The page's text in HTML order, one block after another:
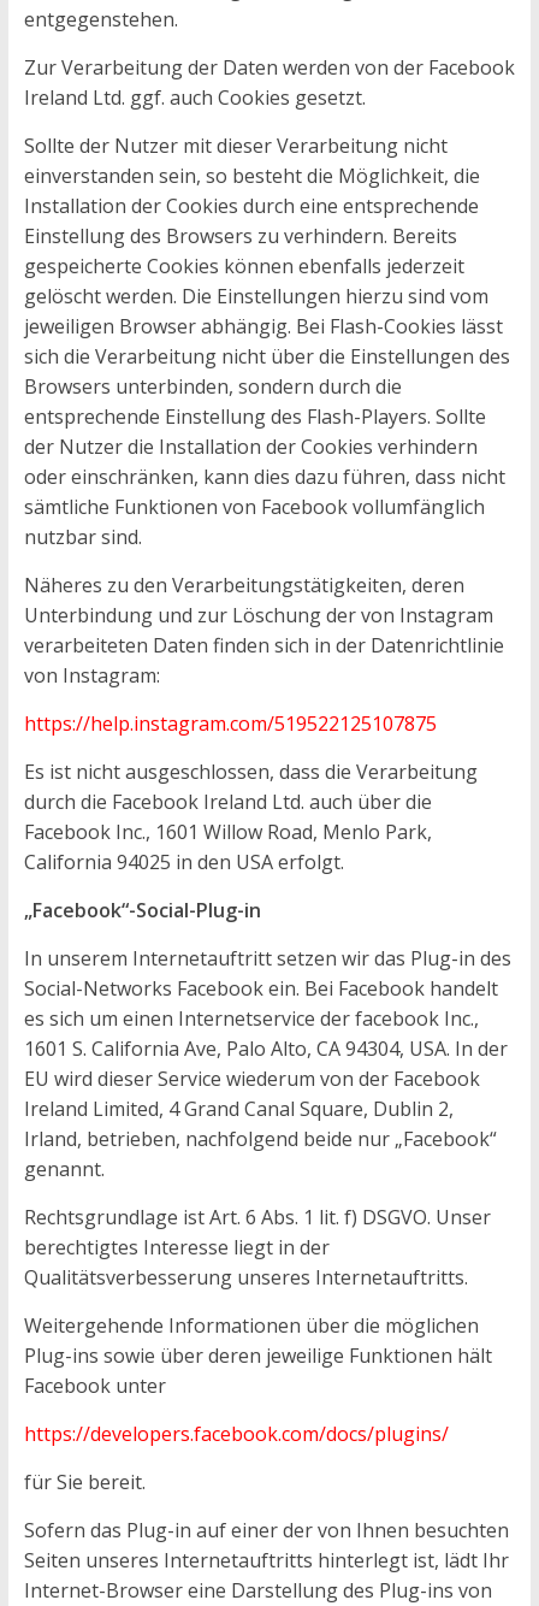
entgegenstehen.
Zur Verarbeitung der Daten werden von der Facebook
Ireland Ltd. ggf. auch Cookies gesetzt.
Sollte der Nutzer mit dieser Verarbeitung nicht
einverstanden sein, so besteht die Möglichkeit, die
Installation der Cookies durch eine entsprechende
Einstellung des Browsers zu verhindern. Bereits
gespeicherte Cookies können ebenfalls jederzeit
gelöscht werden. Die Einstellungen hierzu sind vom
jeweiligen Browser abhängig. Bei Flash-Cookies lässt
sich die Verarbeitung nicht über die Einstellungen des
Browsers unterbinden, sondern durch die
entsprechende Einstellung des Flash-Players. Sollte
der Nutzer die Installation der Cookies verhindern
oder einschränken, kann dies dazu führen, dass nicht
sämtliche Funktionen von Facebook vollumfänglich
nutzbar sind.
Näheres zu den Verarbeitungstätigkeiten, deren
Unterbindung und zur Löschung der von Instagram
verarbeiteten Daten finden sich in der Datenrichtlinie
von Instagram:
https://help.instagram.com/519522125107875
Es ist nicht ausgeschlossen, dass die Verarbeitung
durch die Facebook Ireland Ltd. auch über die
Facebook Inc., 1601 Willow Road, Menlo Park,
California 94025 in den USA erfolgt.
„Facebook“-Social-Plug-in
In unserem Internetauftritt setzen wir das Plug-in des
Social-Networks Facebook ein. Bei Facebook handelt
es sich um einen Internetservice der facebook Inc.,
1601 S. California Ave, Palo Alto, CA 94304, USA. In der
EU wird dieser Service wiederum von der Facebook
Ireland Limited, 4 Grand Canal Square, Dublin 2,
Irland, betrieben, nachfolgend beide nur „Facebook“
genannt.
Rechtsgrundlage ist Art. 6 Abs. 1 lit. f) DSGVO. Unser
berechtigtes Interesse liegt in der
Qualitätsverbesserung unseres Internetauftritts.
Weitergehende Informationen über die möglichen
Plug-ins sowie über deren jeweilige Funktionen hält
Facebook unter
https://developers.facebook.com/docs/plugins/
für Sie bereit.
Sofern das Plug-in auf einer der von Ihnen besuchten
Seiten unseres Internetauftritts hinterlegt ist, lädt Ihr
Internet-Browser eine Darstellung des Plug-ins von